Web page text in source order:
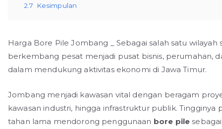
2.7
Kesimpulan
Harga Bore Pile Jombang _ Sebagai salah satu
berkembang pesat menjadi pusat bisnis, perumahan,
dalam mendukung aktivitas ekonomi di Jawa Timur.
Jombang menjadi kawasan vital dengan beragam
kawasan industri, hingga infrastruktur publik.
tahan lama mendorong penggunaan bore pile